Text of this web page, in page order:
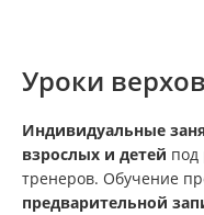
Уроки
Индивидуальные
взрослых и детей под
тренеров. Обучение
предварительной